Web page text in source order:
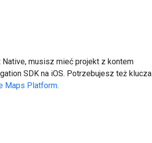
musisz mieć projekt z kontem
SDK na iOS. Potrzebujesz też klucza
Maps Platform.